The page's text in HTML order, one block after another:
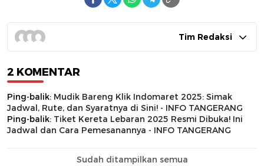
Tim Redaksi
2 KOMENTAR
Ping-balik: Mudik Bareng Klik Indomaret 2025: Simak
Jadwal, Rute, dan Syaratnya di Sini! - INFO TANGERANG
Ping-balik: Tiket Kereta Lebaran 2025 Resmi Dibuka! Ini
Jadwal dan Cara Pemesanannya - INFO TANGERANG
Sudah ditampilkan semua